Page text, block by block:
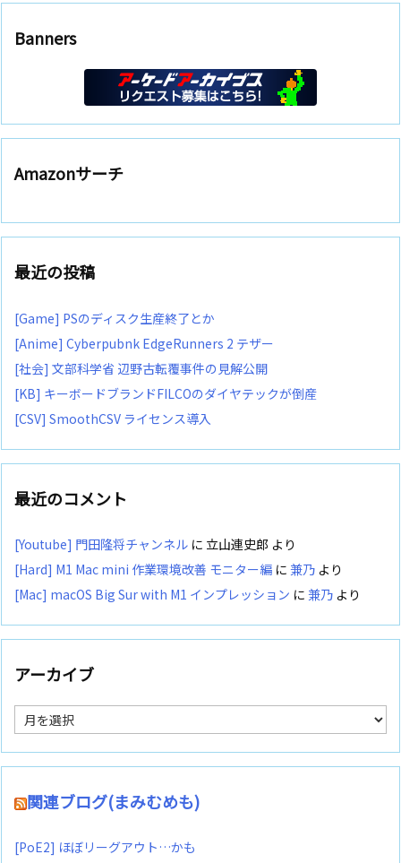
Banners
Amazonサーチ
最近の投稿
[Game] PSのディスク生産終了とか
[Anime] Cyberpubnk EdgeRunners 2 テザー
[社会] 文部科学省 辺野古転覆事件の見解公開
[KB] キーボードブランドFILCOのダイヤテックが倒産
[CSV] SmoothCSV ライセンス導入
最近のコメント
[Youtube] 門田隆将チャンネル に 立山連史郎 より
[Hard] M1 Mac mini 作業環境改善 モニター編 に 兼乃 より
[Mac] macOS Big Sur with M1 インプレッション に 兼乃 より
アーカイブ
ア
ー
カ
イ
関連ブログ(まみむめも)
[PoE2] ほぼリーグアウト…かも